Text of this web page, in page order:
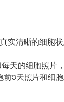
实清晰的细胞状
天的细胞照片
3天照片和细